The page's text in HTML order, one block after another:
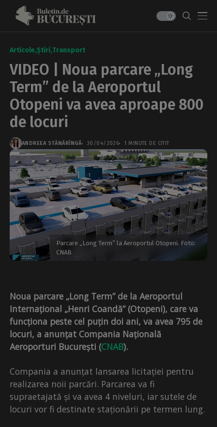
Articole Știri Transport
VIDEO | Noua parcare „Long
Term” de la Aeroportul
Otopeni va avea aproape 800
de locuri
ANDREEA STĂNĂRÎNGĂ 30/04/2026 1 MINUTE DE CITIT
Parcare „Long Term” la Aeroportul Otopeni. Foto:
CNAB
Noua parcare „Long Term” de la Aeroportul
Internațional „Henri Coandă” (Otopeni), care va
funcționa peste cel puțin doi ani, va avea 795 de
locuri, a anunțat Compania Națională
Aeroporturi București (CNAB).
Compania a anunțat lansarea licitației pentru
realizarea noii parcări. Parcarea va fi
supraetajată și va avea 4 niveluri, iar sutele de
locuri vor fi destinate staționării pe termen lung.